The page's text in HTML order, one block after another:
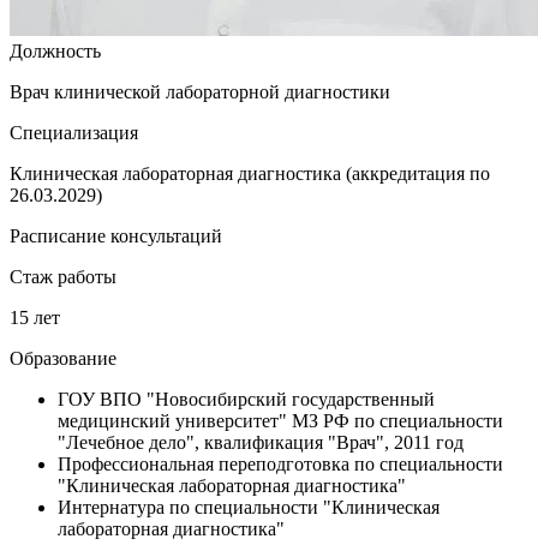
Должность
Врач клинической лабораторной диагностики
Специализация
Клиническая лабораторная диагностика (аккредитация по
26.03.2029)
Расписание консультаций
Стаж работы
15 лет
Образование
ГОУ ВПО "Новосибирский государственный
медицинский университет" МЗ РФ по специальности
"Лечебное дело", квалификация "Врач", 2011 год
Профессиональная переподготовка по специальности
"Клиническая лабораторная диагностика"
Интернатура по специальности "Клиническая
лабораторная диагностика"